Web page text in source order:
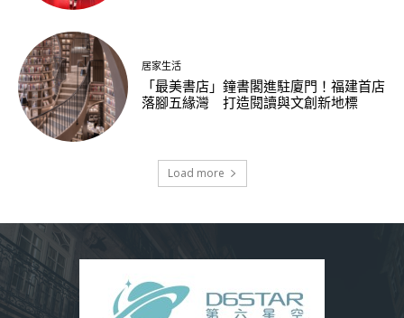
居家生活
「最美書店」鐘書閣進駐廈門！福建首店
落腳五緣灣 打造閱讀與文創新地標
Load more